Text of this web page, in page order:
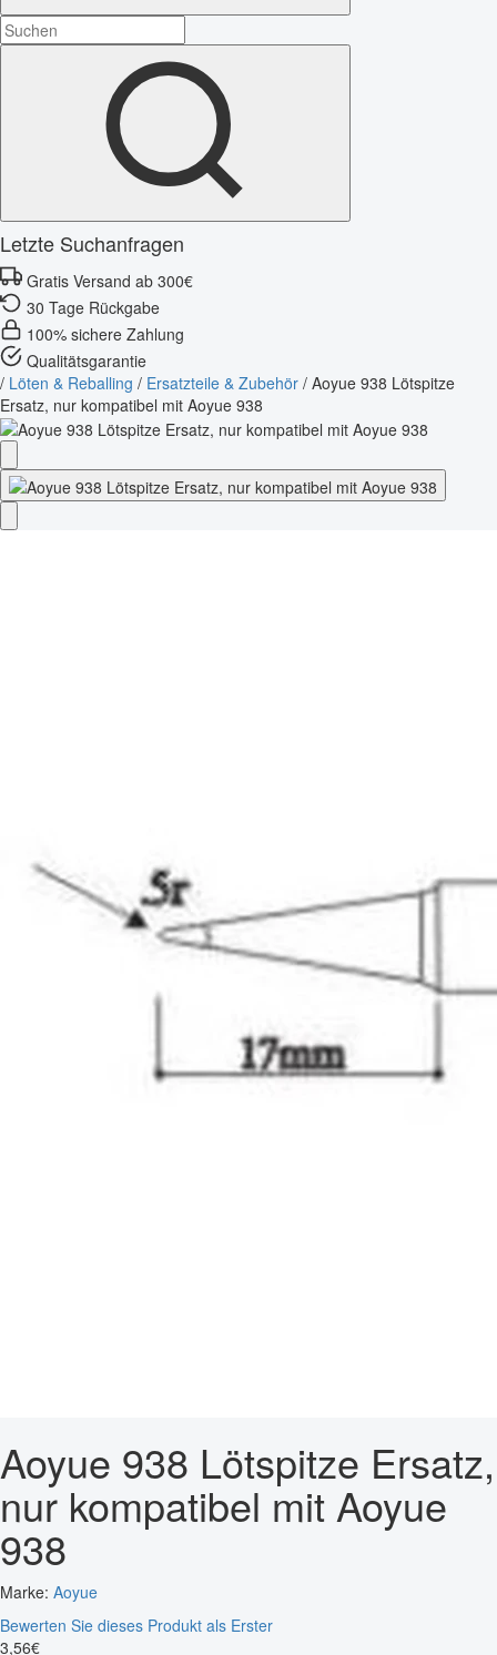
Letzte Suchanfragen
Gratis Versand ab 300€
30 Tage Rückgabe
100% sichere Zahlung
Qualitätsgarantie
/ Löten & Reballing / Ersatzteile & Zubehör / Aoyue 938 Lötspitze
Ersatz, nur kompatibel mit Aoyue 938
Aoyue 938 Lötspitze Ersatz,
nur kompatibel mit Aoyue
938
Marke: Aoyue
Bewerten Sie dieses Produkt als Erster
3,56€